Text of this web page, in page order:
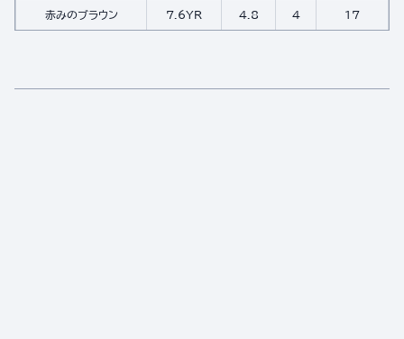
赤みのブラウン 7.6YR 4.8 4 17